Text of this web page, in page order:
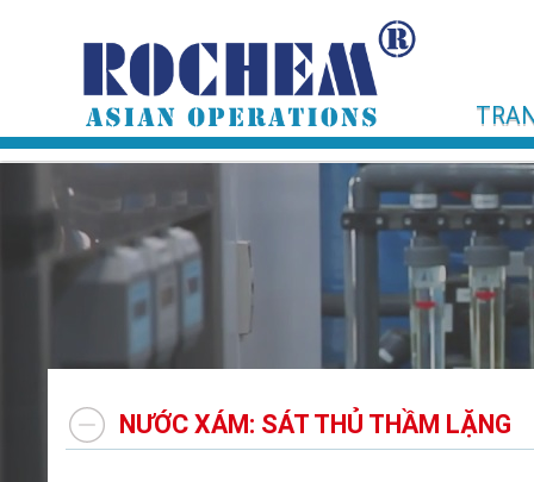
NƯỚC XÁM: SÁT THỦ THẦM LẶNG